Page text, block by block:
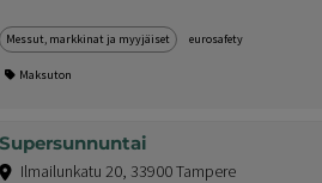
Messut, markkinat ja myyjäiset eurosafety
Maksuton
Supersunnuntai
Ilmailunkatu 20, 33900 Tampere